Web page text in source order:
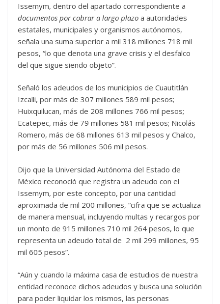
Issemym, dentro del apartado correspondiente a
documentos por cobrar a largo plazo a autoridades
estatales, municipales y organismos autónomos,
señala una suma superior a mil 318 millones 718 mil
pesos, “lo que denota una grave crisis y el desfalco
del que sigue siendo objeto”.
Señaló los adeudos de los municipios de Cuautitlán
Izcalli, por más de 307 millones 589 mil pesos;
Huixquilucan, más de 208 millones 766 mil pesos;
Ecatepec, más de 79 millones 581 mil pesos; Nicolás
Romero, más de 68 millones 613 mil pesos y Chalco,
por más de 56 millones 506 mil pesos.
Dijo que la Universidad Autónoma del Estado de
México reconoció que registra un adeudo con el
Issemym, por este concepto, por una cantidad
aproximada de mil 200 millones, “cifra que se actualiza
de manera mensual, incluyendo multas y recargos por
un monto de 915 millones 710 mil 264 pesos, lo que
representa un adeudo total de 2 mil 299 millones, 95
mil 605 pesos”.
“Aún y cuando la máxima casa de estudios de nuestra
entidad reconoce dichos adeudos y busca una solución
para poder liquidar los mismos, las personas